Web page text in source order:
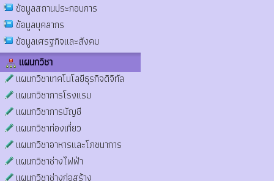
ข้อมูลสถานประกอบการ
ข้อมูลบุคลากร
ข้อมูลเศรฐกิจและสังคม
แผนกวิชา
แผนกวิชาเทคโนโลยีธุรกิจดิจิทัล
แผนกวิชาการโรงแรม
แผนกวิชาการบัญชี
แผนกวิชาท่องเที่ยว
แผนกวิชาอาหารและโภชนาการ
แผนกวิชาช่างไฟฟ้า
แผนกวิชาช่างก่อสร้าง